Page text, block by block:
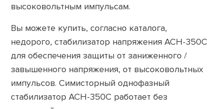
высоковольтным импульсам.
Вы можете купить, согласно каталога,
недорого, стабилизатор напряжения АСН-350С
для обеспечения защиты от заниженного /
завышенного напряжения, от высоковольтных
импульсов. Симисторный однофазный
стабилизатор АСН-350С работает без